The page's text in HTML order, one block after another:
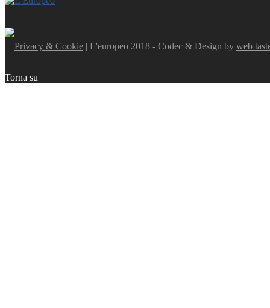
Privacy & Cookie | L'europeo 2018 - Codec & Design by web
Torna su